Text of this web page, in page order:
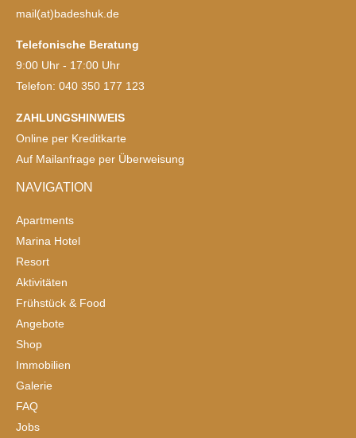
mail(at)badeshuk.de
Telefonische Beratung
9:00 Uhr - 17:00 Uhr
Telefon: 040 350 177 123
ZAHLUNGSHINWEIS
Online per Kreditkarte
Auf Mailanfrage per Überweisung
NAVIGATION
Apartments
Marina Hotel
Resort
Aktivitäten
Frühstück & Food
Angebote
Shop
Immobilien
Galerie
FAQ
Jobs